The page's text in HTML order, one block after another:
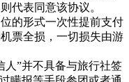
代表同意该协议。
的形式一次性提前支付
票全损，一切损失由游
”并不具备与旅行社签